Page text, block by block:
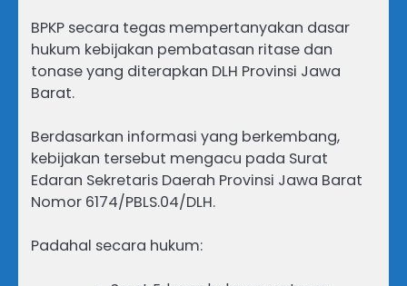
BPKP secara tegas mempertanyakan dasar
hukum kebijakan pembatasan ritase dan
tonase yang diterapkan DLH Provinsi Jawa
Barat.
Berdasarkan informasi yang berkembang,
kebijakan tersebut mengacu pada Surat
Edaran Sekretaris Daerah Provinsi Jawa Barat
Nomor 6174/PBLS.04/DLH.
Padahal secara hukum: